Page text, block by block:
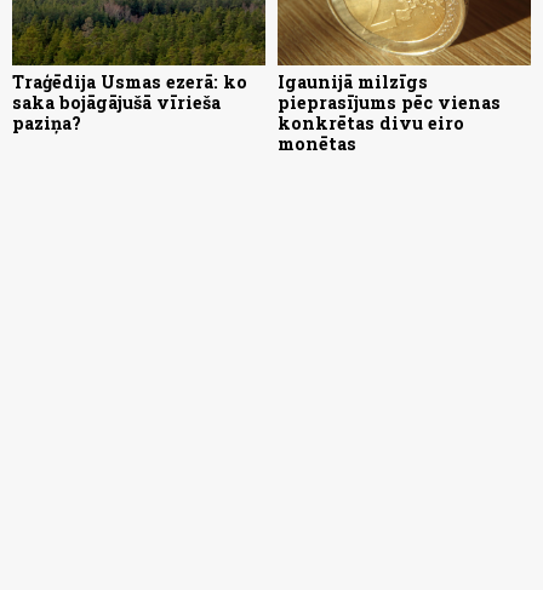
Traģēdija Usmas ezerā: ko
saka bojāgājušā vīrieša
paziņa?
Igaunijā milzīgs
pieprasījums pēc vienas
konkrētas divu eiro
monētas